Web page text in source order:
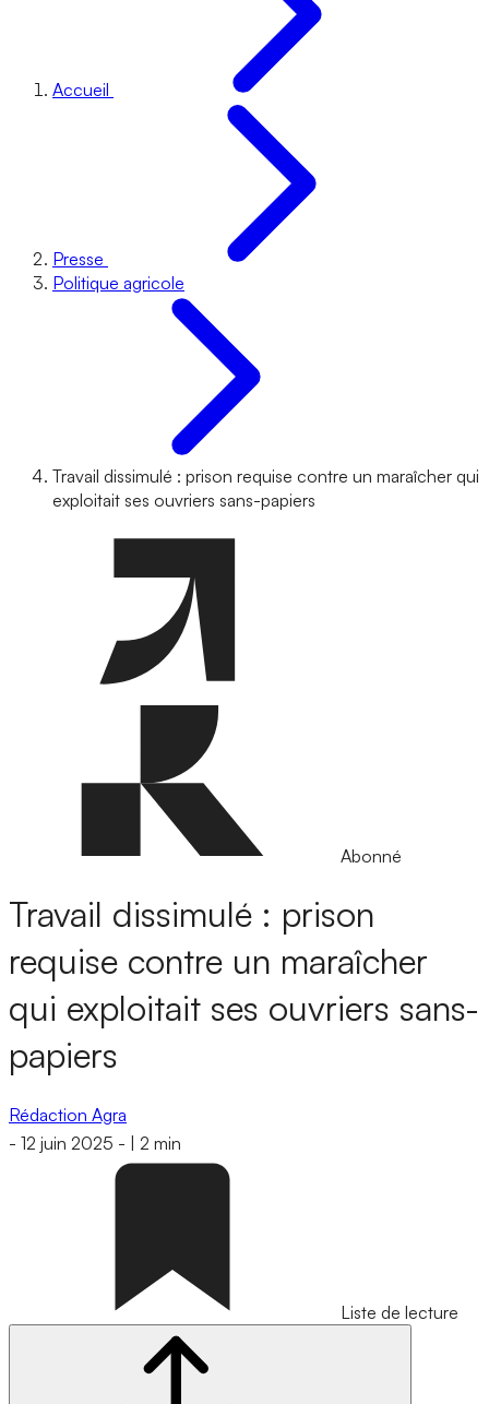
Accueil
Presse
Politique agricole
Travail dissimulé : prison requise contre un maraîcher qui
exploitait ses ouvriers sans-papiers
Abonné
Travail dissimulé : prison
requise contre un maraîcher
qui exploitait ses ouvriers sans-
papiers
Rédaction Agra
- 12 juin 2025 - 2 min
Liste de lecture